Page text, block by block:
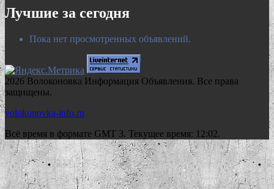
Лучшие за сегодня
Пока нет просмотренных объявлений.
2026 Волоконовка Информация Объявления. Все права
защищены.
volokonovka-info.ru
Всё время в формате GMT 3. Текущее время: 12:02.